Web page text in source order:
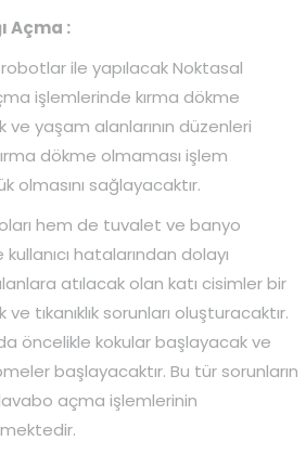
Açma :
ile yapılacak Noktasal
işlemlerinde kırma dökme
yaşam alanlarının düzenleri
dökme olmaması işlem
olmasını sağlayacaktır.
hem de tuvalet ve banyo
hatalarından dolayı
atılacak olan katı cisimler bir
tıkanıklık sorunları oluşturacaktır.
öncelikle kokular başlayacak ve
başlayacaktır. Bu tür sorunların
açma işlemlerinin